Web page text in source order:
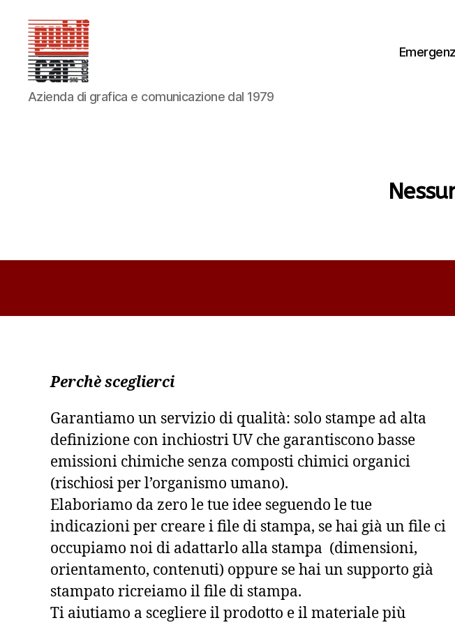
PUBLICAR
ADESIVI
Azienda di grafica e comunicazione dal 1979
Perchè sceglierci
Garantiamo un servizio di qualità: solo stampe ad alta
definizione con inchiostri UV che garantiscono basse
emissioni chimiche senza composti chimici organici
(rischiosi per l’organismo umano).
Elaboriamo da zero le tue idee seguendo le tue
indicazioni per creare i file di stampa, se hai già un file ci
occupiamo noi di adattarlo alla stampa (dimensioni,
orientamento, contenuti) oppure se hai un supporto già
stampato ricreiamo il file di stampa.
Ti aiutiamo a scegliere il prodotto e il materiale più